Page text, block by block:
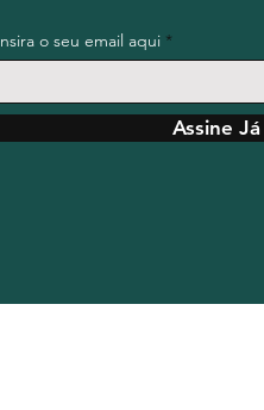
o seu email aqui
Assine Já